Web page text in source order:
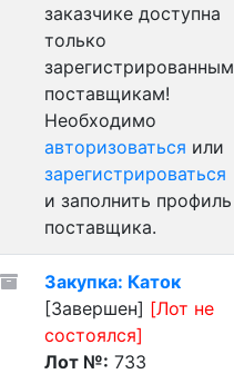
заказчике доступна
только
зарегистрированным
поставщикам!
Необходимо
авторизоваться или
зарегистрироваться
и заполнить профиль
поставщика.
Закупка: Каток
[Завершен] [Лот не
состоялся]
Лот №: 733